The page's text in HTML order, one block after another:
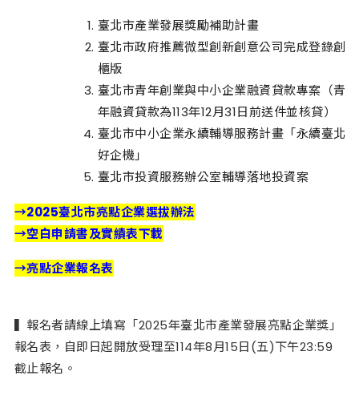
臺北市產業發展獎勵補助計畫
臺北市政府推薦微型創新創意公司完成登錄創
櫃版
臺北市青年創業與中小企業融資貸款專案（青
年融資貸款為113年12月31日前送件並核貸）
臺北市中小企業永續輔導服務計畫「永續臺北
好企機」
臺北市投資服務辦公室輔導落地投資案
→2025臺北市亮點企業選拔辦法
→空白申請書及實績表下載
→亮點企業報名表
▍報名者請線上填寫「2025年臺北市產業發展亮點企業獎」
報名表，自即日起開放受理至114年8月15日(五)下午23:59
截止報名。